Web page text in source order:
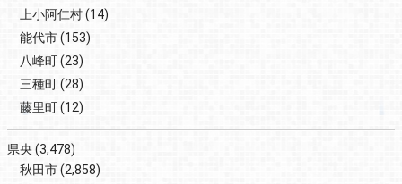
上小阿仁村(14)
能代市(153)
八峰町(23)
三種町(28)
藤里町(12)
県央(3,478)
秋田市(2,858)